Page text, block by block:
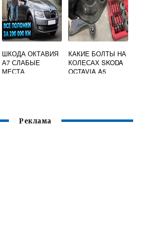
ШКОДА ОКТАВИЯ
А7 СЛАБЫЕ
МЕСТА
КАКИЕ БОЛТЫ НА
КОЛЕСАХ SKODA
OCTAVIA A5
Реклама